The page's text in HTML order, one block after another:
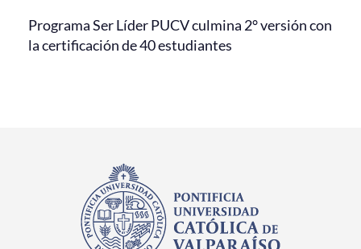
Programa Ser Líder PUCV culmina 2° versión con
la certificación de 40 estudiantes